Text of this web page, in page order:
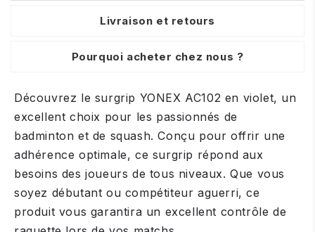
Livraison et retours
Pourquoi acheter chez nous ?
Découvrez le surgrip YONEX AC102 en violet, un
excellent choix pour les passionnés de
badminton et de squash. Conçu pour offrir une
adhérence optimale, ce surgrip répond aux
besoins des joueurs de tous niveaux. Que vous
soyez débutant ou compétiteur aguerri, ce
produit vous garantira un excellent contrôle de